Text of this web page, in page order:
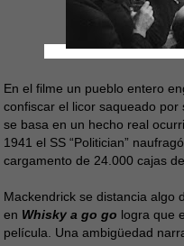
En el filme un pueblo entero
confiscar el licor saqueado
se basa en un hecho real
1941 el SS “Politician”
cargamento de 24.000 cajas
Mackendrick se distancia algo
en Whisky a go go logra que
película. Una ambigüedad